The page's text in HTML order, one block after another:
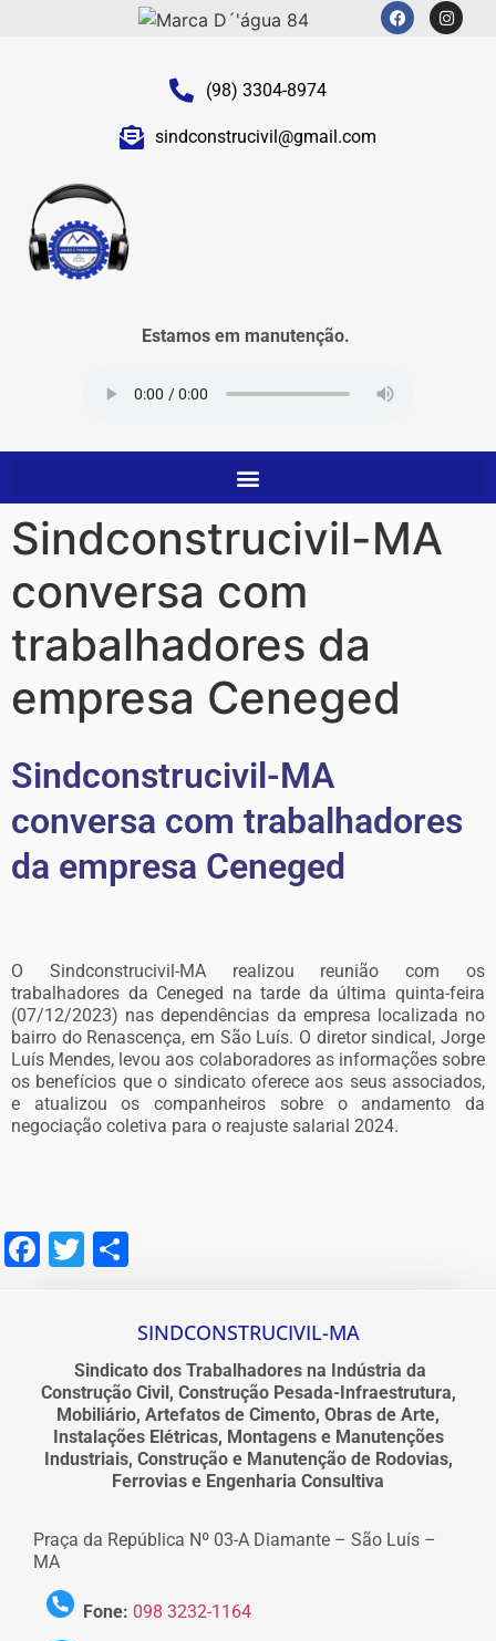
(98) 3304-8974
sindconstrucivil@gmail.com
Estamos em manutenção.
Sindconstrucivil-MA
conversa com
trabalhadores da
empresa Ceneged
Sindconstrucivil-MA
conversa com trabalhadores
da empresa Ceneged
O Sindconstrucivil-MA realizou reunião com os
trabalhadores da Ceneged na tarde da última quinta-feira
(07/12/2023) nas dependências da empresa localizada no
bairro do Renascença, em São Luís. O diretor sindical, Jorge
Luís Mendes, levou aos colaboradores as informações sobre
os benefícios que o sindicato oferece aos seus associados,
e atualizou os companheiros sobre o andamento da
negociação coletiva para o reajuste salarial 2024.
Facebook
Twitter
SINDCONSTRUCIVIL-MA
Sindicato dos Trabalhadores na Indústria da
Construção Civil, Construção Pesada-Infraestrutura,
Mobiliário, Artefatos de Cimento, Obras de Arte,
Instalações Elétricas, Montagens e Manutenções
Industriais, Construção e Manutenção de Rodovias,
Ferrovias e Engenharia Consultiva
Praça da República Nº 03-A Diamante – São Luís –
MA
Fone: 098 3232-1164